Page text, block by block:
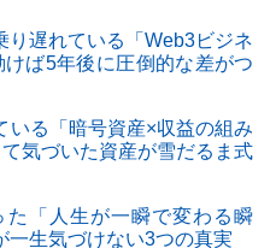
り遅れている「Web3ビジネ
ば5年後に圧倒的な差がつ
いる「暗号資産×収益の組み
気づいた資産が雪だるま式
「人生が一瞬で変わる瞬
生気づけない3つの真実